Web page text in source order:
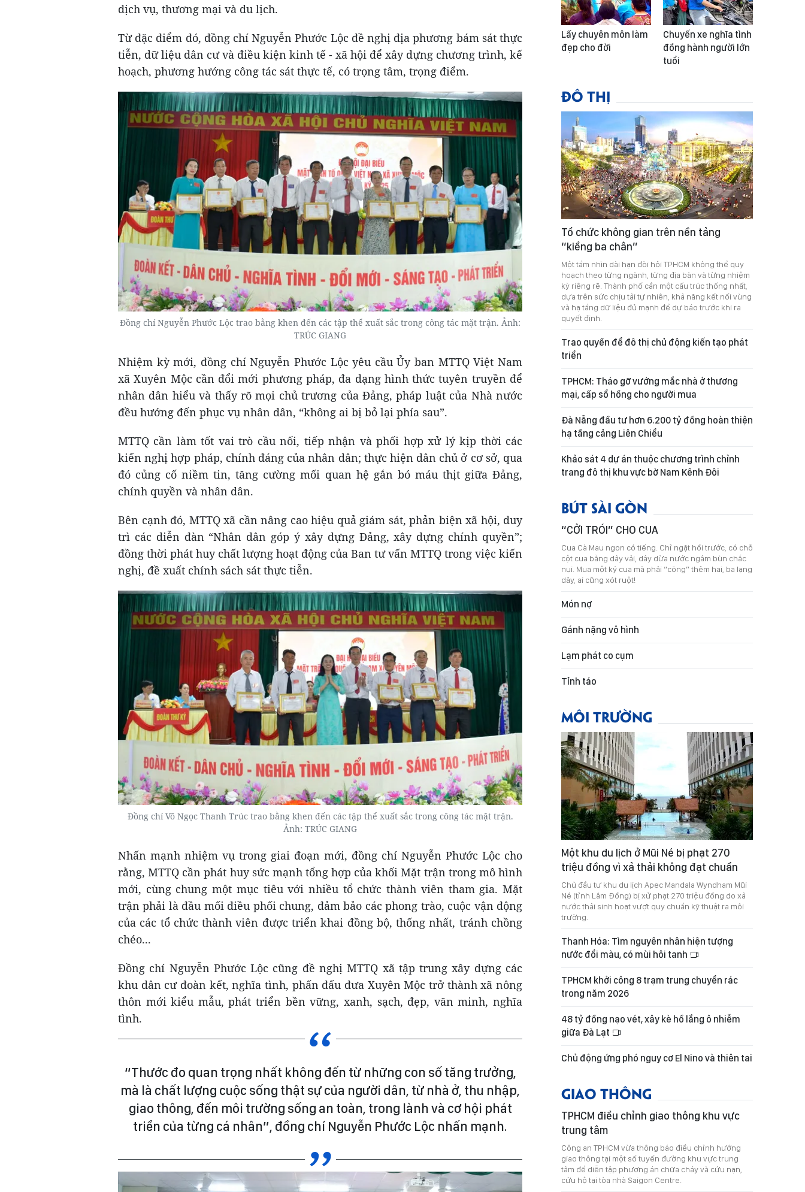
dịch vụ, thương mại và du lịch.
Từ đặc điểm đó, đồng chí Nguyễn Phước Lộc đề nghị địa phương bám sát thực
tiễn, dữ liệu dân cư và điều kiện kinh tế - xã hội để xây dựng chương trình, kế
hoạch, phương hướng công tác sát thực tế, có trọng tâm, trọng điểm.
Đồng chí Nguyễn Phước Lộc trao bằng khen đến các tập thể xuất sắc trong công tác mặt trận. Ảnh:
TRÚC GIANG
Nhiệm kỳ mới, đồng chí Nguyễn Phước Lộc yêu cầu Ủy ban MTTQ Việt Nam
xã Xuyên Mộc cần đổi mới phương pháp, đa dạng hình thức tuyên truyền để
nhân dân hiểu và thấy rõ mọi chủ trương của Đảng, pháp luật của Nhà nước
đều hướng đến phục vụ nhân dân, “không ai bị bỏ lại phía sau”.
MTTQ cần làm tốt vai trò cầu nối, tiếp nhận và phối hợp xử lý kịp thời các
kiến nghị hợp pháp, chính đáng của nhân dân; thực hiện dân chủ ở cơ sở, qua
đó củng cố niềm tin, tăng cường mối quan hệ gắn bó máu thịt giữa Đảng,
chính quyền và nhân dân.
Bên cạnh đó, MTTQ xã cần nâng cao hiệu quả giám sát, phản biện xã hội, duy
trì các diễn đàn “Nhân dân góp ý xây dựng Đảng, xây dựng chính quyền”;
đồng thời phát huy chất lượng hoạt động của Ban tư vấn MTTQ trong việc kiến
nghị, đề xuất chính sách sát thực tiễn.
Đồng chí Võ Ngọc Thanh Trúc trao bằng khen đến các tập thể xuất sắc trong công tác mặt trận.
Ảnh: TRÚC GIANG
Nhấn mạnh nhiệm vụ trong giai đoạn mới, đồng chí Nguyễn Phước Lộc cho
rằng, MTTQ cần phát huy sức mạnh tổng hợp của khối Mặt trận trong mô hình
mới, cùng chung một mục tiêu với nhiều tổ chức thành viên tham gia. Mặt
trận phải là đầu mối điều phối chung, đảm bảo các phong trào, cuộc vận động
của các tổ chức thành viên được triển khai đồng bộ, thống nhất, tránh chồng
chéo...
Đồng chí Nguyễn Phước Lộc cũng đề nghị MTTQ xã tập trung xây dựng các
khu dân cư đoàn kết, nghĩa tình, phấn đấu đưa Xuyên Mộc trở thành xã nông
thôn mới kiểu mẫu, phát triển bền vững, xanh, sạch, đẹp, văn minh, nghĩa
tình.
“Thước đo quan trọng nhất không đến từ những con số tăng trưởng,
mà là chất lượng cuộc sống thật sự của người dân, từ nhà ở, thu nhập,
giao thông, đến môi trường sống an toàn, trong lành và cơ hội phát
triển của từng cá nhân”, đồng chí Nguyễn Phước Lộc nhấn mạnh.
Lấy chuyên môn làm
đẹp cho đời
Chuyến xe nghĩa tình
đồng hành người lớn
tuổi
ĐÔ THỊ
Tổ chức không gian trên nền tảng
“kiềng ba chân”
Một tầm nhìn dài hạn đòi hỏi TPHCM không thể quy
hoạch theo từng ngành, từng địa bàn và từng nhiệm
kỳ riêng rẽ. Thành phố cần một cấu trúc thống nhất,
dựa trên sức chịu tải tự nhiên, khả năng kết nối vùng
và hạ tầng dữ liệu đủ mạnh để dự báo trước khi ra
quyết định.
Trao quyền để đô thị chủ động kiến tạo phát
triển
TPHCM: Tháo gỡ vướng mắc nhà ở thương
mại, cấp sổ hồng cho người mua
Đà Nẵng đầu tư hơn 6.200 tỷ đồng hoàn thiện
hạ tầng cảng Liên Chiểu
Khảo sát 4 dự án thuộc chương trình chỉnh
trang đô thị khu vực bờ Nam Kênh Đôi
BÚT SÀI GÒN
“CỞI TRÓI” CHO CUA
Cua Cà Mau ngon có tiếng. Chỉ ngặt hồi trước, có chỗ
cột cua bằng dây vải, dây dừa nước ngâm bùn chắc
nụi. Mua một ký cua mà phải “cõng” thêm hai, ba lạng
dây, ai cũng xót ruột!
Món nợ
Gánh nặng vô hình
Lạm phát co cụm
Tỉnh táo
MÔI TRƯỜNG
Một khu du lịch ở Mũi Né bị phạt 270
triệu đồng vì xả thải không đạt chuẩn
Chủ đầu tư khu du lịch Apec Mandala Wyndham Mũi
Né (tỉnh Lâm Đồng) bị xử phạt 270 triệu đồng do xả
nước thải sinh hoạt vượt quy chuẩn kỹ thuật ra môi
trường.
Thanh Hóa: Tìm nguyên nhân hiện tượng
nước đổi màu, có mùi hôi tanh
TPHCM khởi công 8 trạm trung chuyển rác
trong năm 2026
48 tỷ đồng nạo vét, xây kè hồ lắng ô nhiễm
giữa Đà Lạt
Chủ động ứng phó nguy cơ El Nino và thiên tai
GIAO THÔNG
TPHCM điều chỉnh giao thông khu vực
trung tâm
Công an TPHCM vừa thông báo điều chỉnh hướng
giao thông tại một số tuyến đường khu vực trung
tâm để diễn tập phương án chữa cháy và cứu nạn,
cứu hộ tại tòa nhà Saigon Centre.